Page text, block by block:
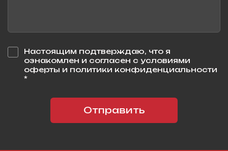
Настоящим подтверждаю, что я
ознакомлен и согласен с условиями
оферты и политики конфиденциальности
*
Отправить